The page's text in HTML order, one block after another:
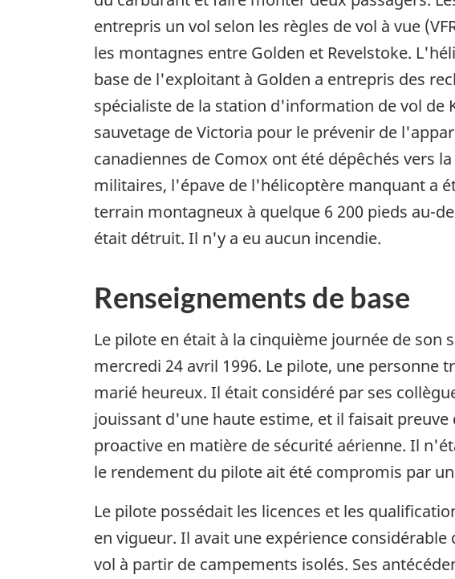
entrepris un vol selon les règles de vol à vue
les montagnes entre Golden et Revelstoke.
base de l'exploitant à Golden a entrepris des
spécialiste de la station d'information de vol de
sauvetage de Victoria pour le prévenir de
canadiennes de Comox ont été dépêchés vers
militaires, l'épave de l'hélicoptère manquant a
terrain montagneux à quelque 6 200 pieds au-
était détruit. Il n'y a eu aucun incendie.
Renseignements de base
Le pilote en était à la cinquième journée de son
mercredi 24 avril 1996. Le pilote, une
marié heureux. Il était considéré par ses
jouissant d'une haute estime, et il faisait
proactive en matière de sécurité aérienne. Il
le rendement du pilote ait été compromis par
Le pilote possédait les licences et les
en vigueur. Il avait une expérience
vol à partir de campements isolés. Ses